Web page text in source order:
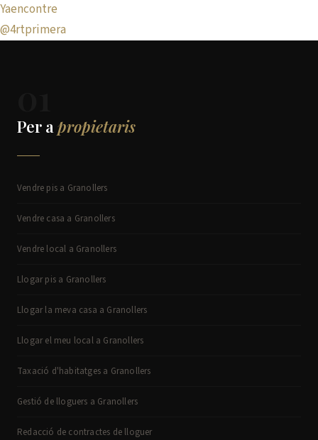
Yaencontre
@4rtprimera
Per apropietaris
Vendre pis a Granollers
Vendre casa a Granollers
Vendre local a Granollers
Llogar pis a Granollers
Llogar la meva casa a Granollers
Llogar el meu local a Granollers
Taxació d'habitatges a Granollers
Gestió de lloguers a Granollers
Redacció de contractes de lloguer